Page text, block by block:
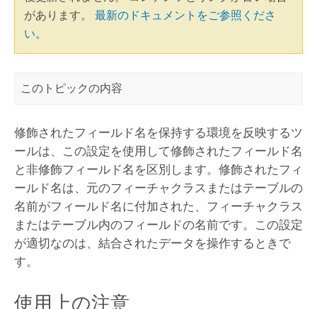
があります。 最新のドキュメントをご参照くださ
い。
このトピックの内容
修飾されたフィールド名を保持する環境を反映するツ
ールは、この設定を使用して修飾されたフィールド名
と非修飾フィールド名を区別します。修飾されたフィ
ールド名は、元のフィーチャクラスまたはテーブルの
名前がフィールド名に付加された、フィーチャクラス
またはテーブル内のフィールドの名前です。この設定
が適切なのは、結合されたデータを操作するときで
す。
使用上の注意